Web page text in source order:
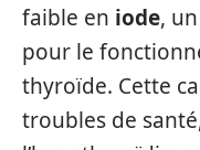
faible en iode,
pour le
thyroïde. Cette
troubles de